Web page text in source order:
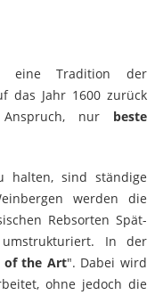
eine Tradition der
das Jahr 1600 zurück
nur beste
halten, sind ständige
werden die
Rebsorten Spät-
In der
of the Art". Dabei wird
ohne jedoch die